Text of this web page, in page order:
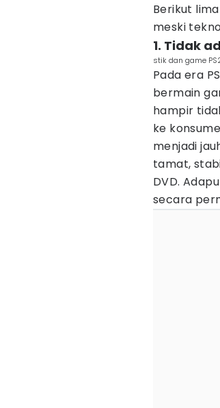
Berikut
meski
1. Tidak
stik dan game
Pada era
bermain
hampir
ke
menjadi
tamat,
DVD.
secara